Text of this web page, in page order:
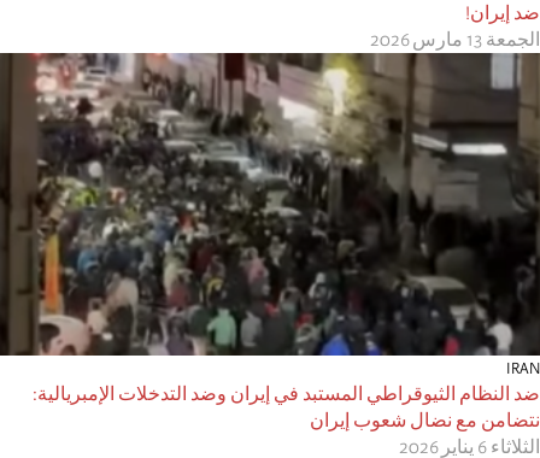
ضد إيران!
الجمعة 13 مارس 2026
IRAN
ضد النظام الثيوقراطي المستبد في إيران وضد التدخلات الإمبريالية:
نتضامن مع نضال شعوب إيران
الثلاثاء 6 يناير 2026